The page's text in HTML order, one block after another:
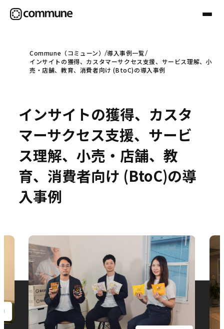
Communeについて
事例
セミナー
お問い合わせ
Commune（コミューン）
導入事例一覧
インサイトの獲得、カスタマーサクセス支援、サービス理解、小
売・店舗、教育、消費者向け (BtoC)の導入事例
インサイトの獲得、カスタ
マーサクセス支援、サービ
ス理解、小売・店舗、教
育、消費者向け (BtoC)の導
入事例